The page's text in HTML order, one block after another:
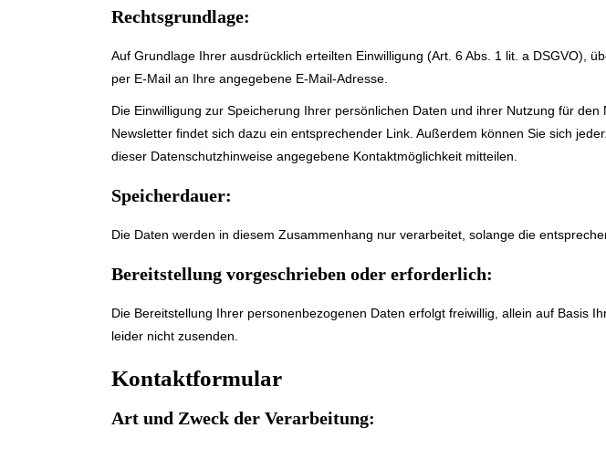
Rechtsgrundlage:
Auf Grundlage Ihrer ausdrücklich erteilten Einwilligung (Art. 6 Abs. 1 lit. a DSGVO),
per E-Mail an Ihre angegebene E-Mail-Adresse.
Die Einwilligung zur Speicherung Ihrer persönlichen Daten und ihrer Nutzung für
Newsletter findet sich dazu ein entsprechender Link. Außerdem können Sie sich
dieser Datenschutzhinweise angegebene Kontaktmöglichkeit mitteilen.
Speicherdauer:
Die Daten werden in diesem Zusammenhang nur verarbeitet, solange die
Bereitstellung vorgeschrieben oder erforderlich:
Die Bereitstellung Ihrer personenbezogenen Daten erfolgt freiwillig, allein auf Basis
leider nicht zusenden.
Kontaktformular
Art und Zweck der Verarbeitung: